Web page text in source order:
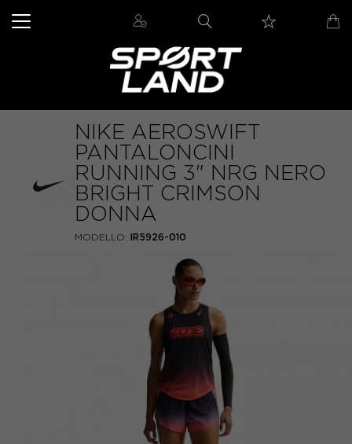
NIKE AEROSWIFT
PANTALONCINI
RUNNING 3" NRG NERO
BRIGHT CRIMSON
DONNA
MODELLO: IR5926-010